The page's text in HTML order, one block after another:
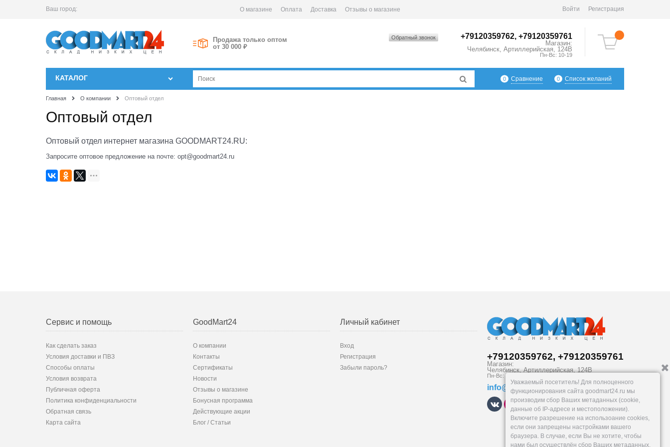
Ваш город: О магазине Оплата Доставка Отзывы о магазине Войти Регистрация
Продажа только оптом
от 30 000 ₽
+79120359762, +79120359761
Магазин:
Челябинск Артиллерийская, 124В
Пн-Вс: 10-19
Обратный звонок
КАТАЛОГ 0 Сравнение 0 Список желаний
Главная О компании Оптовый отдел
Оптовый отдел
Оптовый отдел интернет магазина GOODMART24.RU:
Запросите оптовое предложение на почте: opt@goodmart24.ru
Сервис и помощь
Как сделать заказ
Условия доставки и ПВЗ
Способы оплаты
Условия возврата
Публичная оферта
Политика конфиденциальности
Обратная связь
Карта сайта
GoodMart24
О компании
Контакты
Сертификаты
Новости
Отзывы о магазине
Бонусная программа
Действующие акции
Блог / Статьи
Личный кабинет
Вход
Регистрация
Забыли пароль?
+79120359762, +79120359761
Магазин:
Челябинск,Артиллерийская, 124В
Пн-Вс: 10-19
info@goodmart24.ru
Уважаемый посетитель! Для полноценного
функционирования сайта goodmart24.ru мы
производим сбор Ваших метаданных (cookie,
данные об IP-адресе и местоположении).
Включите разрешение на использоание cookies,
если они запрещены настройками вашего
браузера. В случае, если Вы не хотите, чтобы
нами был осуществлён сбор Ваших метаданных,